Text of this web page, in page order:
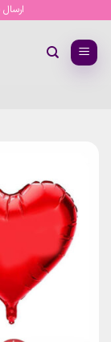
content